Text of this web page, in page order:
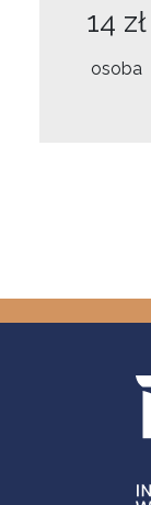
14 zł
osoba